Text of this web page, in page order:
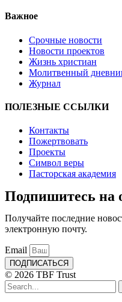
Важное
Срочные новости
Новости проектов
Жизнь христиан
Молитвенный
Журнал
ПОЛЕЗНЫЕ ССЫЛКИ
Контакты
Пожертвовать
Проекты
Символ веры
Пасторская академия
Подпишитесь на
Получайте последние
электронную почту.
Email
ПОДПИСАТЬСЯ
© 2026 TBF Trust